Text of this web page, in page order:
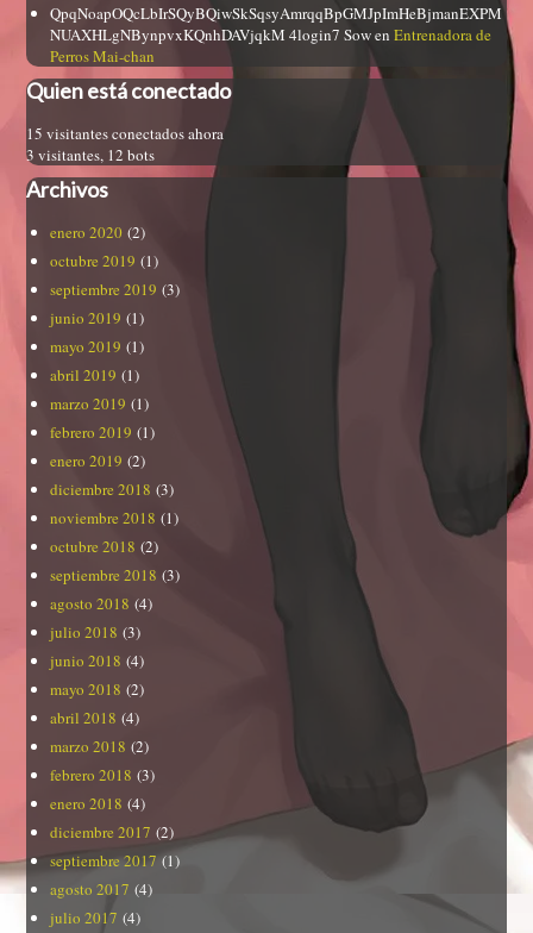
QpqNoapOQcLbIrSQyBQiwSkSqsyAmrqqBpGMJpImHeBjmanEXPM
NUAXHLgNBynpvxKQnhDAVjqkM 4login7 SowenEntrenadora de
Perros Mai-chan
Quien está conectado
15 visitantes conectados ahora
3 visitantes, 12 bots
Archivos
enero 2020 (2)
octubre 2019 (1)
septiembre 2019 (3)
junio 2019 (1)
mayo 2019 (1)
abril 2019 (1)
marzo 2019 (1)
febrero 2019 (1)
enero 2019 (2)
diciembre 2018 (3)
noviembre 2018 (1)
octubre 2018 (2)
septiembre 2018 (3)
agosto 2018 (4)
julio 2018 (3)
junio 2018 (4)
mayo 2018 (2)
abril 2018 (4)
marzo 2018 (2)
febrero 2018 (3)
enero 2018 (4)
diciembre 2017 (2)
septiembre 2017 (1)
agosto 2017 (4)
julio 2017 (4)